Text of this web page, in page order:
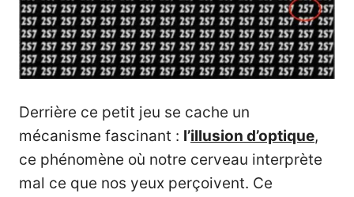
Derrière ce petit jeu se cache un
mécanisme fascinant : l’illusion d’optique,
ce phénomène où notre cerveau interprète
mal ce que nos yeux perçoivent. Ce